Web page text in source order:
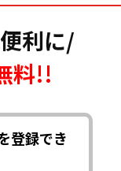
利に/
料!!
登録でき